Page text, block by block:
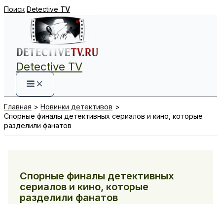
Перейти
содержимому
Поиск Detective TV
Detective TV
Главная
Новинки детективов
Спорные финалы детективных сериалов и кино, которые
разделили фанатов
Спорные финалы детективных
сериалов и кино, которые
разделили фанатов